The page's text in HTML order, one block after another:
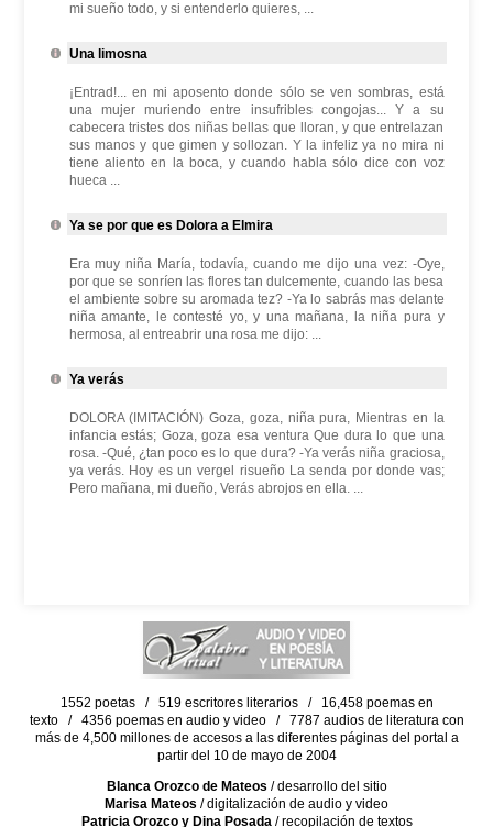
mi sueño todo, y si entenderlo quieres, ...
Una limosna
¡Entrad!... en mi aposento donde sólo se ven sombras, está
una mujer muriendo entre insufribles congojas... Y a su
cabecera tristes dos niñas bellas que lloran, y que entrelazan
sus manos y que gimen y sollozan. Y la infeliz ya no mira ni
tiene aliento en la boca, y cuando habla sólo dice con voz
hueca ...
Ya se por que es Dolora a Elmira
Era muy niña María, todavía, cuando me dijo una vez: -Oye,
por que se sonríen las flores tan dulcemente, cuando las besa
el ambiente sobre su aromada tez? -Ya lo sabrás mas delante
niña amante, le contesté yo, y una mañana, la niña pura y
hermosa, al entreabrir una rosa me dijo: ...
Ya verás
DOLORA (IMITACIÓN) Goza, goza, niña pura, Mientras en la
infancia estás; Goza, goza esa ventura Que dura lo que una
rosa. -Qué, ¿tan poco es lo que dura? -Ya verás niña graciosa,
ya verás. Hoy es un vergel risueño La senda por donde vas;
Pero mañana, mi dueño, Verás abrojos en ella. ...
1552 poetas / 519 escritores literarios / 16,458 poemas en
texto / 4356 poemas en audio y video / 7787 audios de literatura con
más de 4,500 millones de accesos a las diferentes páginas del portal a
partir del 10 de mayo de 2004
Blanca Orozco de Mateos / desarrollo del sitio
Marisa Mateos / digitalización de audio y video
Patricia Orozco y Dina Posada/ recopilación de textos